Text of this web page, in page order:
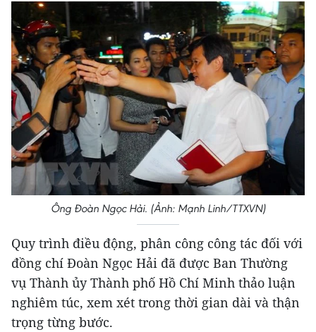
Ông Đoàn Ngọc Hải. (Ảnh: Mạnh Linh/TTXVN)
Quy trình điều động, phân công công tác đối với
đồng chí Đoàn Ngọc Hải đã được Ban Thường
vụ Thành ủy Thành phố Hồ Chí Minh thảo luận
nghiêm túc, xem xét trong thời gian dài và thận
trọng từng bước.